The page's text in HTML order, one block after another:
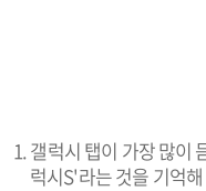
갤럭시 탭이 가장 많이
럭시S'라는 것을 기억